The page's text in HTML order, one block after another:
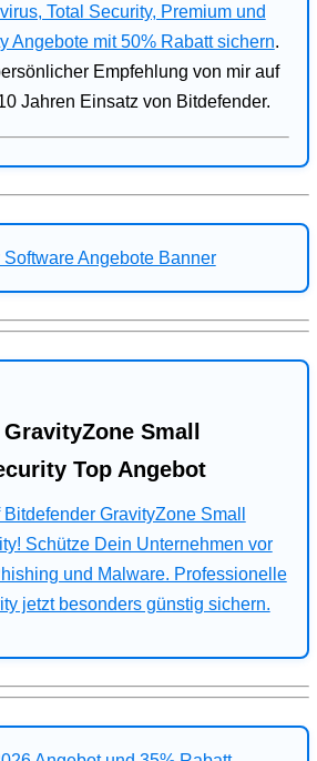
Total Security, Premium und
Angebote mit 50% Rabatt sichern.
Empfehlung von mir auf
Jahren Einsatz von Bitdefender.
Small
Top Angebot
GravityZone Small
Schütze Dein Unternehmen vor
und Malware. Professionelle
jetzt besonders günstig sichern.